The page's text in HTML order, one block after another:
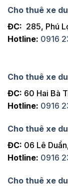
Cho thuê xe
ĐC: 285, Phú
Hotline: 0916
Cho thuê xe
ĐC: 60 Hai Bà
Hotline: 0916
Cho thuê xe
ĐC: 06 Lê
Hotline: 0916
Cho thuê xe